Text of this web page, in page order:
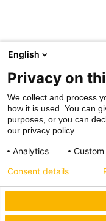
English
Privacy on
We collect and process
how it is used. You can
purposes, or you can
our privacy policy.
Analytics
Consent details